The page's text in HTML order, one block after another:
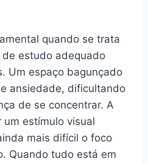
quando se trata
estudo adequado
Um espaço bagunçado
ansiedade, dificultando
de se concentrar. A
estímulo visual
mais difícil o foco
Quando tudo está em